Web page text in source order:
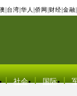
台湾 华人 侨网 财经 金融
社会 国际